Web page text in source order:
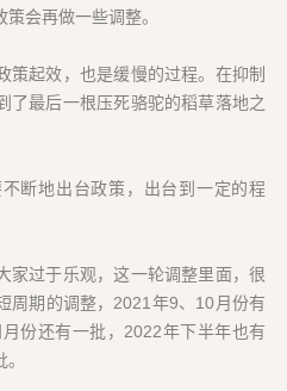
会再做一些调整。
策起效，也是缓慢的过程。在抑制
了最后一根压死骆驼的稻草落地之
断地出台政策，出台到一定的程
家过于乐观，这一轮调整里面，很
周期的调整，2021年9、10月份有
份还有一批，2022年下半年也有